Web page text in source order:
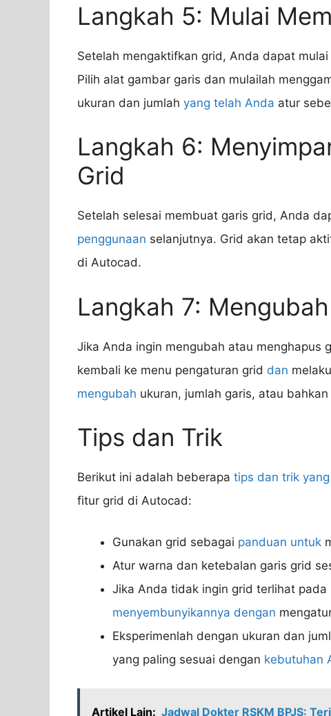
Langkah 5: Mulai
Setelah mengaktifkan grid, Anda dapat
Pilih alat gambar garis dan mulailah
ukuran dan jumlah yang telah Anda atur
Langkah 6:
Grid
Setelah selesai membuat garis grid, Anda
penggunaan selanjutnya. Grid akan tetap
di Autocad.
Langkah 7:
Jika Anda ingin mengubah atau menghapus
kembali ke menu pengaturan grid dan
mengubah ukuran, jumlah garis, atau
Tips dan Trik
Berikut ini adalah beberapa tips dan trik yang
fitur grid di Autocad:
Gunakan grid sebagai panduan untuk
Atur warna dan ketebalan garis grid
Jika Anda tidak ingin grid terlihat pada
menyembunyikannya dengan
Eksperimenlah dengan ukuran dan
yang paling sesuai dengan kebutuhan
Artikel Lain: Jadwal Dokter RSKM BPJS: